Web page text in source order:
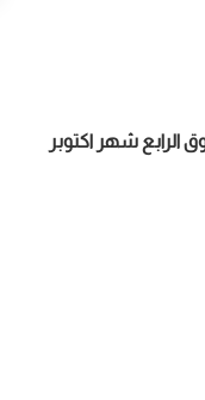
الرابع شهر اكتوبر